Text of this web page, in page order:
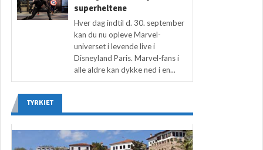
superheltene
Hver dag indtil d. 30. september
kan du nu opleve Marvel-
universet i levende live i
Disneyland Paris. Marvel-fans i
alle aldre kan dykke ned i en...
TYRKIET